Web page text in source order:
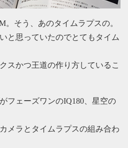
。そう、あのタイムラプスの。
と思っていたのでとてもタイム
スかつ王道の作り方しているこ
フェーズワンのIQ180、星空の
メラとタイムラプスの組み合わ